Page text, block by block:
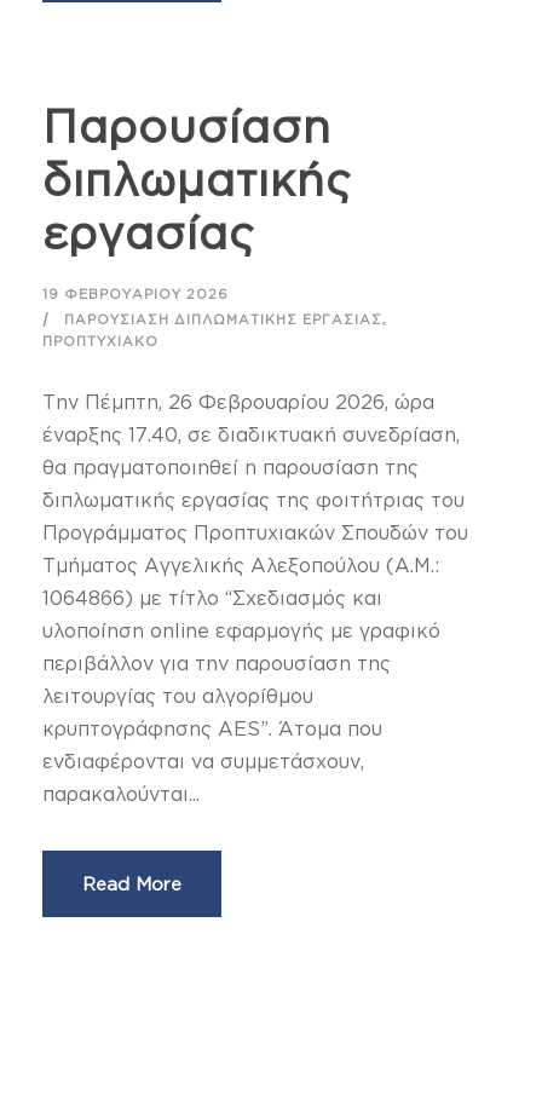
Παρουσίαση
διπλωματικής
εργασίας
19 ΦΕΒΡΟΥΑΡΊΟΥ 2026
ΠΑΡΟΥΣΊΑΣΗ ΔΙΠΛΩΜΑΤΙΚΉΣ ΕΡΓΑΣΊΑΣ,
ΠΡΟΠΤΥΧΙΑΚΌ
Την Πέμπτη, 26 Φεβρουαρίου 2026, ώρα
έναρξης 17.40, σε διαδικτυακή συνεδρίαση,
θα πραγματοποιηθεί η παρουσίαση της
διπλωματικής εργασίας της φοιτήτριας του
Προγράμματος Προπτυχιακών Σπουδών του
Τμήματος Αγγελικής Αλεξοπούλου (A.M.:
1064866) με τίτλο “Σχεδιασμός και
υλοποίηση online εφαρμογής με γραφικό
περιβάλλον για την παρουσίαση της
λειτουργίας του αλγορίθμου
κρυπτoγράφησης AES”. Άτομα που
ενδιαφέρονται να συμμετάσχουν,
παρακαλούνται...
Read More